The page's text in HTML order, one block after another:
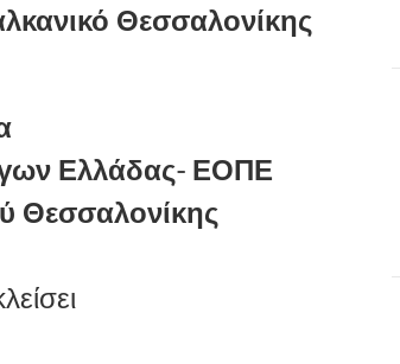
Θεσσαλονίκης
Ελλάδας- ΕΟΠΕ
Θεσσαλονίκης